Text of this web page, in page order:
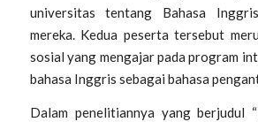
universitas tentang Bahasa
mereka. Kedua peserta tersebut
sosial yang mengajar pada program
bahasa Inggris sebagai bahasa
Dalam penelitiannya yang berjudul “